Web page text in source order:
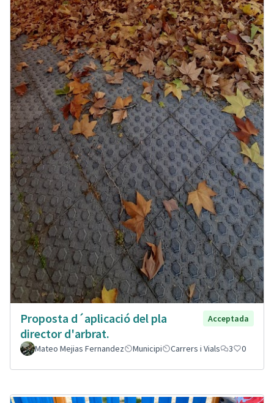
Proposta d´aplicació del pla
director d'arbrat.
Acceptada
Mateo Mejias Fernandez Municipi Carrers i Vials 3 0